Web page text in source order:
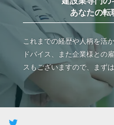
あなたの転
これまでの経歴や人柄を活
ドバイス、また企業様との
スもございますので、まず